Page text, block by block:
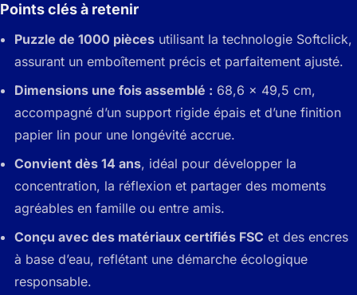
Points clés à retenir
Puzzle de 1000 pièces utilisant la technologie Softclick,
assurant un emboîtement précis et parfaitement ajusté.
Dimensions une fois assemblé : 68,6 x 49,5 cm,
accompagné d’un support rigide épais et d’une finition
papier lin pour une longévité accrue.
Convient dès 14 ans, idéal pour développer la
concentration, la réflexion et partager des moments
agréables en famille ou entre amis.
Conçu avec des matériaux certifiés FSC et des encres
à base d’eau, reflétant une démarche écologique
responsable.